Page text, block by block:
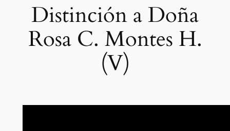
Distinción a Doña
Rosa C. Montes H.
(V)